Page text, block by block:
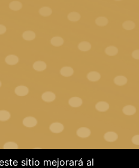
Powered by Botble Team.
sitio mejorará al